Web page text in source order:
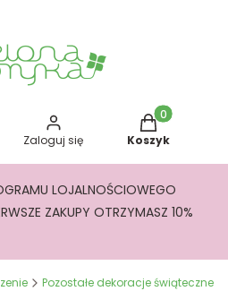
wyszukiwarkę
Zaloguj się
Produkty w
Koszyk
LOJALNOŚCIOWEGO
ZAKUPY OTRZYMASZ 10%
Pozostałe dekoracje świąteczne